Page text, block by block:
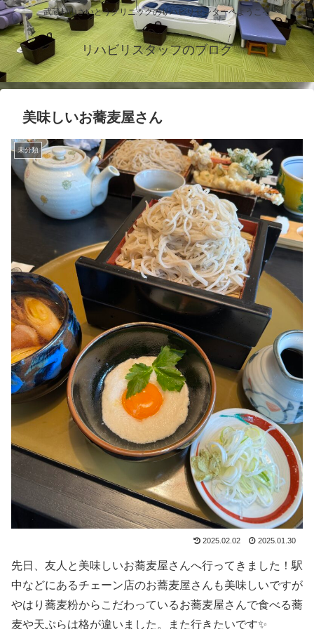
武蔵村山さいとうクリニックのリハビリセンターへようこそ
リハビリスタッフのブログ
美味しいお蕎麦屋さん
未分類
2025.02.02 2025.01.30
先日、友人と美味しいお蕎麦屋さんへ行ってきました！駅
中などにあるチェーン店のお蕎麦屋さんも美味しいですが
やはり蕎麦粉からこだわっているお蕎麦屋さんで食べる蕎
麦や天ぷらは格が違いました。また行きたいです✨